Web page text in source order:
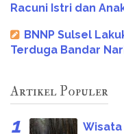
Racuni Istri dan
BNNP Sulsel
Terduga Bandar
Artikel Populer
Wisata